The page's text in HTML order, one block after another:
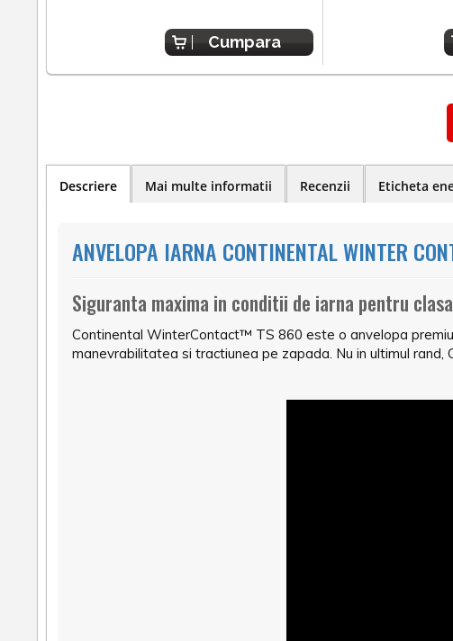
Cumpara
Descriere Mai multe informatii Recenzii Eticheta
ANVELOPA IARNA CONTINENTAL WINTER
Siguranta maxima in conditii de iarna pentru
Continental WinterContact™ TS 860 este o anvelopa
manevrabilitatea si tractiunea pe zapada. Nu in ultimul